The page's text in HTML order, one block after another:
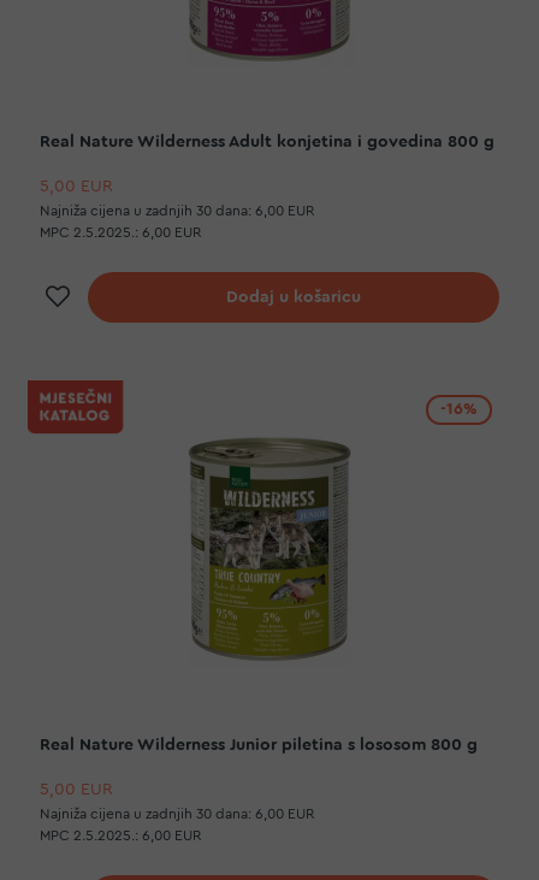
Real Nature Wilderness Adult konjetina i govedina 800 g
5,00 EUR
Najniža cijena u zadnjih 30 dana: 6,00 EUR
MPC 2.5.2025.: 6,00 EUR
Dodaj na listu želja
Dodaj u košaricu
-16%
Real Nature Wilderness Junior piletina s lososom 800 g
5,00 EUR
Najniža cijena u zadnjih 30 dana: 6,00 EUR
MPC 2.5.2025.: 6,00 EUR